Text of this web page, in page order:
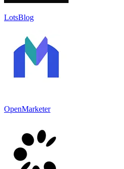
LotsBlog
OpenMarketer